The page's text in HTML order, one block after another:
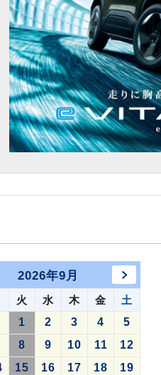
2026年9月
火 水 木 金
土
1
2 3 4
5
8 9 10 11
12
15 16 17 18
19